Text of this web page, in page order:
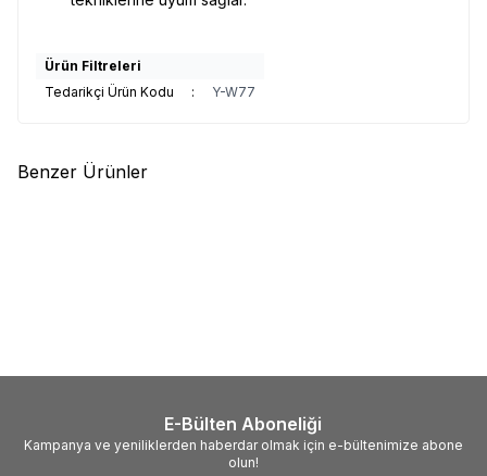
Ürün Filtreleri
Tedarikçi Ürün Kodu
: Y-W77
Benzer Ürünler
E-Bülten Aboneliği
Kampanya ve yeniliklerden haberdar olmak için e-bültenimize abone
olun!